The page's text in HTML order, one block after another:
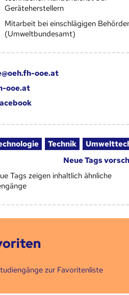
Geräteherstellern
Mitarbeit bei einschlägigen
(Umweltbundesamt)
ooe.at
ooe.at
Technik
Neue Tags
Tags zeigen inhaltlich ähnliche
zur Favoritenliste